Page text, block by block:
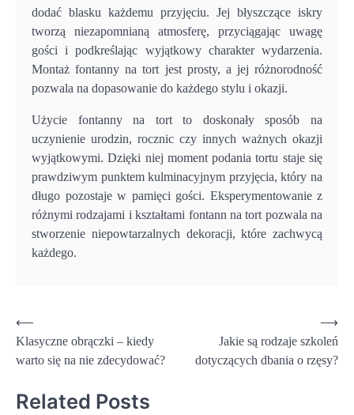
dodać blasku każdemu przyjęciu. Jej błyszczące iskry
tworzą niezapomnianą atmosferę, przyciągając uwagę
gości i podkreślając wyjątkowy charakter wydarzenia.
Montaż fontanny na tort jest prosty, a jej różnorodność
pozwala na dopasowanie do każdego stylu i okazji.
Użycie fontanny na tort to doskonały sposób na
uczynienie urodzin, rocznic czy innych ważnych okazji
wyjątkowymi. Dzięki niej moment podania tortu staje się
prawdziwym punktem kulminacyjnym przyjęcia, który na
długo pozostaje w pamięci gości. Eksperymentowanie z
różnymi rodzajami i kształtami fontann na tort pozwala na
stworzenie niepowtarzalnych dekoracji, które zachwycą
każdego.
Nawigacja
wpisu
⟵
Klasyczne obrączki – kiedy
warto się na nie zdecydować?
Jakie są rodzaje szkoleń
dotyczących dbania o rzęsy?
⟶
Related Posts